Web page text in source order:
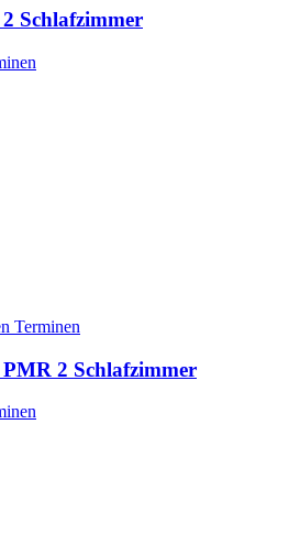
2 Schlafzimmer
Terminen
2 Schlafzimmer